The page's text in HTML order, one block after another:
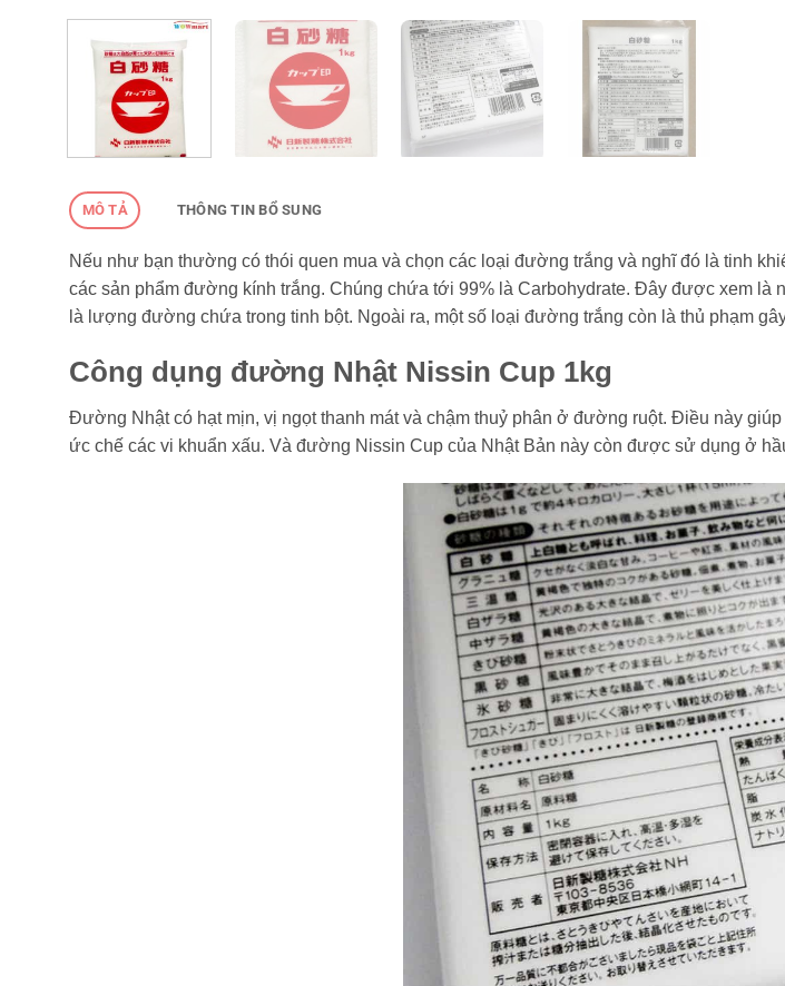
MÔ TẢ THÔNG TIN BỔ SUNG
Nếu như bạn thường có thói quen mua và chọn các loại đường trắng và nghĩ đó là tinh
các sản phẩm đường kính trắng. Chúng chứa tới 99% là Carbohydrate. Đây được xem
là lượng đường chứa trong tinh bột. Ngoài ra, một số loại đường trắng còn là thủ phạm
Công dụng đường Nhật Nissin Cup 1kg
Đường Nhật có hạt mịn, vị ngọt thanh mát và chậm thuỷ phân ở đường ruột. Điều này
ức chế các vi khuẩn xấu. Và đường Nissin Cup của Nhật Bản này còn được sử dụng ở